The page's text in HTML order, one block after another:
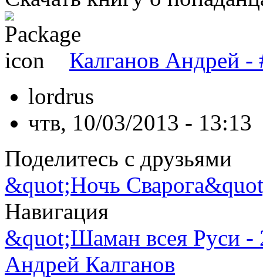
Калганов Андрей -
lordrus
чтв, 10/03/2013 - 13:13
Поделитесь с друзьями
&quot;Ночь
Навигация
&quot;Шаман всея Руси -
Андрей Калганов